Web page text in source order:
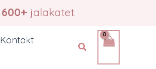
600+ jalakatet.
Kontakt
Search